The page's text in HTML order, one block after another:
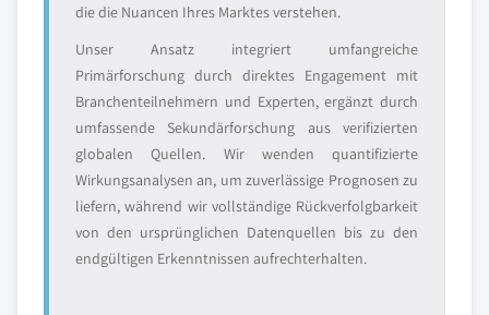
die die Nuancen Ihres Marktes verstehen.
Unser Ansatz integriert umfangreiche
Primärforschung durch direktes Engagement mit
Branchenteilnehmern und Experten, ergänzt durch
umfassende Sekundärforschung aus verifizierten
globalen Quellen. Wir wenden quantifizierte
Wirkungsanalysen an, um zuverlässige Prognosen zu
liefern, während wir vollständige Rückverfolgbarkeit
von den ursprünglichen Datenquellen bis zu den
endgültigen Erkenntnissen aufrechterhalten.